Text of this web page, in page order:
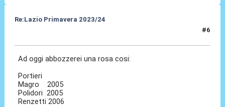
Re:Lazio Primavera 2023/24
#6
Ad oggi abbozzerei una rosa cosi:
Portieri
Magro 2005
Polidori 2005
Renzetti 2006